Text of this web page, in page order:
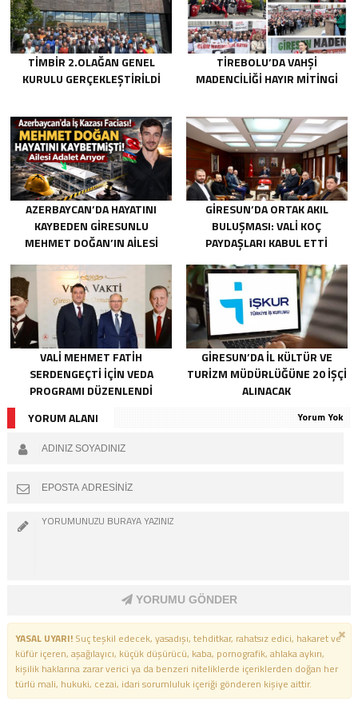
TİMBİR 2.OLAĞAN GENEL
KURULU GERÇEKLEŞTIRILDI
TIREBOLU’DA VAHŞI
MADENCILIĞI HAYIR MITINGI
AZERBAYCAN’DA HAYATINI
KAYBEDEN GIRESUNLU
MEHMET DOĞAN’IN AILESI
GIRESUN’DA ORTAK AKIL
BULUŞMASI: VALI KOÇ
PAYDAŞLARI KABUL ETTI
VALI MEHMET FATIH
SERDENGEÇTI İÇIN VEDA
PROGRAMI DÜZENLENDI
GIRESUN’DA İL KÜLTÜR VE
TURIZM MÜDÜRLÜĞÜNE 20 İŞÇI
ALINACAK
YORUM ALANI
Yorum Yok
YORUMU GÖNDER
YASAL UYARI!Suç teşkil edecek, yasadışı, tehditkar, rahatsız edici, hakaret ve
küfür içeren, aşağılayıcı, küçük düşürücü, kaba, pornografik, ahlaka aykırı,
kişilik haklarına zarar verici ya da benzeri niteliklerde içeriklerden doğan her
türlü mali, hukuki, cezai, idari sorumluluk içeriği gönderen kişiye aittir.